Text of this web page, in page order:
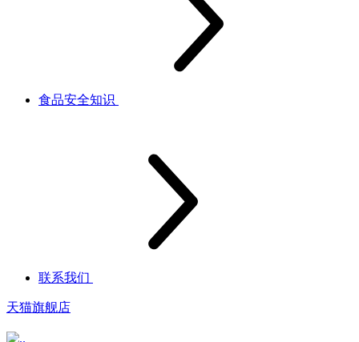
食品安全知识
联系我们
天猫旗舰店